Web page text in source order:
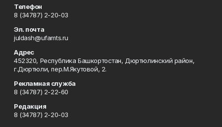
Телефон
8 (34787) 2-20-03
Эл. почта
juldash@ufamts.ru
Адрес
452320, Республика Башкортостан, Дюртюлинский район,
г.Дюртюли, пер.М.Якутовой, 2.
Рекламная служба
8 (34787) 2-22-60
Редакция
8 (34787) 2-20-03